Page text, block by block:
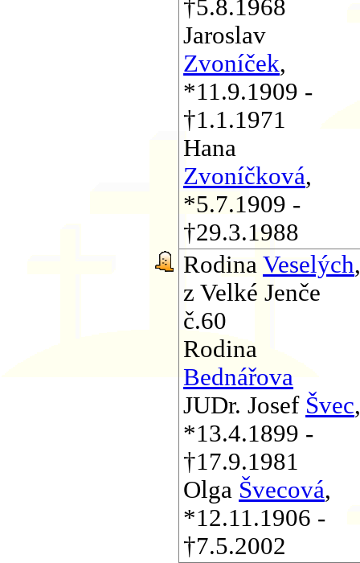
†5.8.1968
Jaroslav
Zvoníček,
*11.9.1909 -
†1.1.1971
Hana
Zvoníčková,
*5.7.1909 -
†29.3.1988
RodinaVeselých
z Velké Jenče
č.60
Rodina
Bednářova
JUDr. Josef Švec
*13.4.1899 -
†17.9.1981
Olga Švecová,
*12.11.1906 -
†7.5.2002